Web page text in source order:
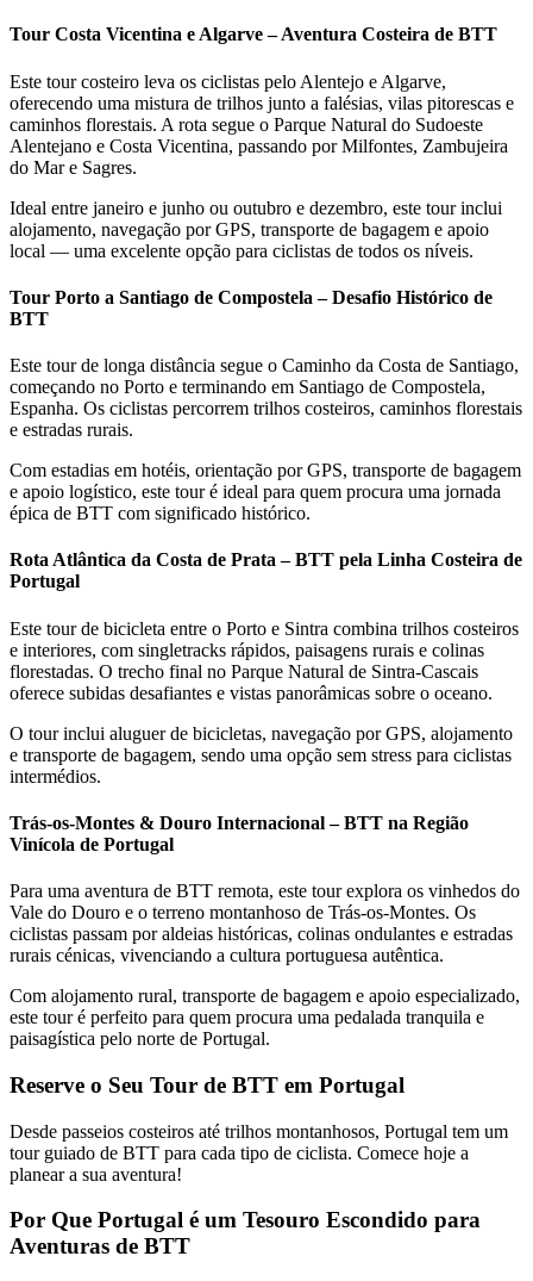
Porto a Lisboa Tour em Bicicleta - Top Bike Tours
13 Dias
Tour Costa Vicentina e Algarve – Aventura Costeira de BTT
Este tour costeiro leva os ciclistas pelo Alentejo e Algarve,
oferecendo uma mistura de trilhos junto a falésias, vilas pitorescas e
caminhos florestais. A rota segue o Parque Natural do Sudoeste
Alentejano e Costa Vicentina, passando por Milfontes, Zambujeira
do Mar e Sagres.
Ideal entre janeiro e junho ou outubro e dezembro, este tour inclui
alojamento, navegação por GPS, transporte de bagagem e apoio
local — uma excelente opção para ciclistas de todos os níveis.
Tour Porto a Santiago de Compostela – Desafio Histórico de
BTT
Este tour de longa distância segue o Caminho da Costa de Santiago,
começando no Porto e terminando em Santiago de Compostela,
Espanha. Os ciclistas percorrem trilhos costeiros, caminhos florestais
e estradas rurais.
Com estadias em hotéis, orientação por GPS, transporte de bagagem
e apoio logístico, este tour é ideal para quem procura uma jornada
épica de BTT com significado histórico.
Rota Atlântica da Costa de Prata – BTT pela Linha Costeira de
Portugal
Este tour de bicicleta entre o Porto e Sintra combina trilhos costeiros
e interiores, com singletracks rápidos, paisagens rurais e colinas
florestadas. O trecho final no Parque Natural de Sintra-Cascais
oferece subidas desafiantes e vistas panorâmicas sobre o oceano.
O tour inclui aluguer de bicicletas, navegação por GPS, alojamento
e transporte de bagagem, sendo uma opção sem stress para ciclistas
intermédios.
Trás-os-Montes & Douro Internacional – BTT na Região
Vinícola de Portugal
Para uma aventura de BTT remota, este tour explora os vinhedos do
Vale do Douro e o terreno montanhoso de Trás-os-Montes. Os
ciclistas passam por aldeias históricas, colinas ondulantes e estradas
rurais cénicas, vivenciando a cultura portuguesa autêntica.
Com alojamento rural, transporte de bagagem e apoio especializado,
este tour é perfeito para quem procura uma pedalada tranquila e
paisagística pelo norte de Portugal.
Reserve o Seu Tour de BTT em Portugal
Desde passeios costeiros até trilhos montanhosos, Portugal tem um
tour guiado de BTT para cada tipo de ciclista. Comece hoje a
planear a sua aventura!
Por Que Portugal é um Tesouro Escondido para
Aventuras de BTT